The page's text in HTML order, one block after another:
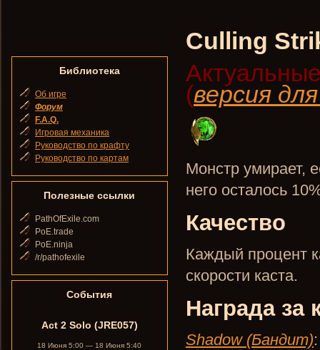
Culling
(версия
Монстр умирает,
него осталось
Качество
Каждый процент
скорости каста.
Награда за
Shadow (Бандит):
Библиотека
Об игре
Форум
F.A.Q.
Игровая механика
Руководство по крафту
Руководство по картам
Полезные ссылки
PathOfExile.com
PoE.trade
PoE.ninja
/r/pathofexile
События
Act 2 Solo (JRE057)
18 Июня 5:00 — 18 Июня 5:40